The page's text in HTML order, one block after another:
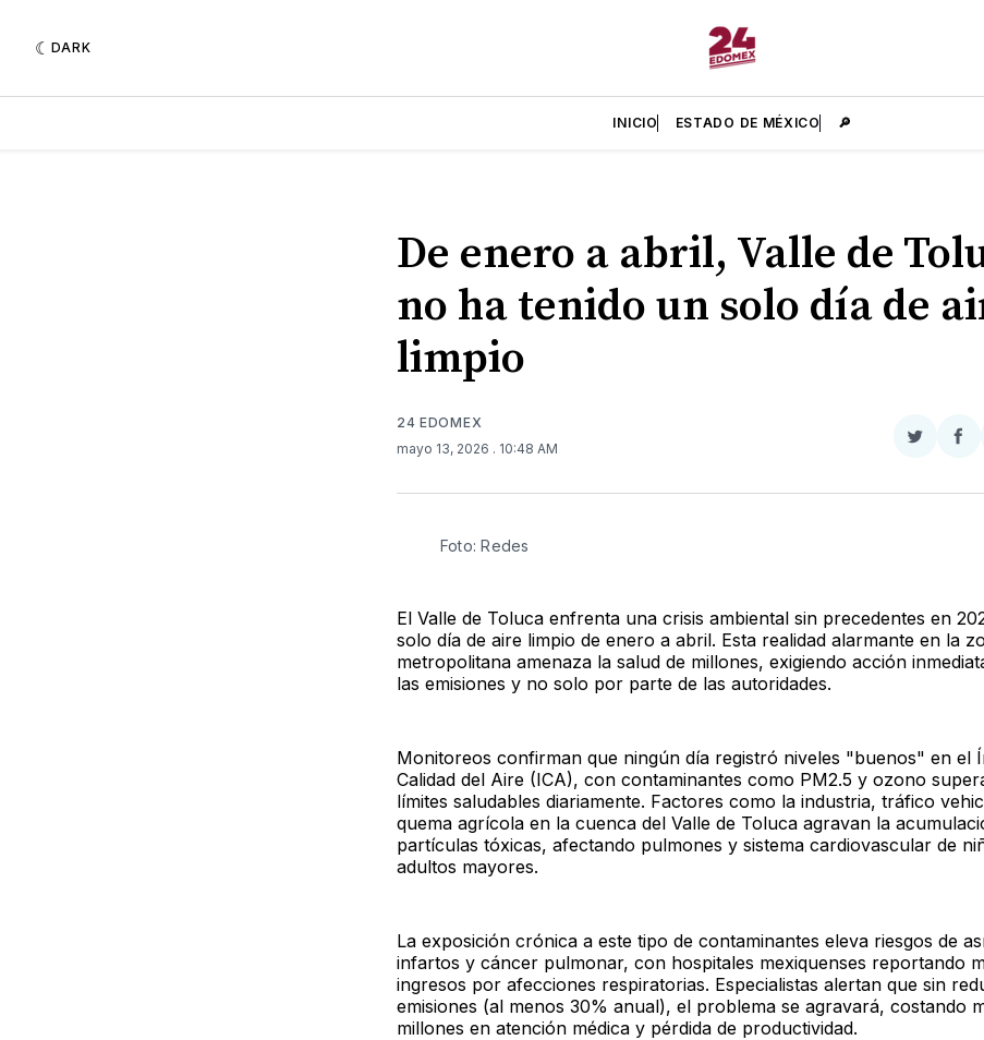
DARK
INICIO ESTADO DE MÉXICO 🔎
De enero a abril, Valle de
no ha tenido un solo día de
limpio
24 EDOMEX
mayo 13, 2026 . 10:48 AM
Twitter
Foto: Redes
El Valle de Toluca enfrenta una crisis ambiental sin precedentes en
solo día de aire limpio de enero a abril. Esta realidad alarmante en la
metropolitana amenaza la salud de millones, exigiendo acción
las emisiones y no solo por parte de las autoridades.
Monitoreos confirman que ningún día registró niveles "buenos" en el
Calidad del Aire (ICA), con contaminantes como PM2.5 y ozono
límites saludables diariamente. Factores como la industria, tráfico
quema agrícola en la cuenca del Valle de Toluca agravan la
partículas tóxicas, afectando pulmones y sistema cardiovascular de
adultos mayores.
La exposición crónica a este tipo de contaminantes eleva riesgos de
infartos y cáncer pulmonar, con hospitales mexiquenses reportando
ingresos por afecciones respiratorias. Especialistas alertan que sin
emisiones (al menos 30% anual), el problema se agravará, costando
millones en atención médica y pérdida de productividad.